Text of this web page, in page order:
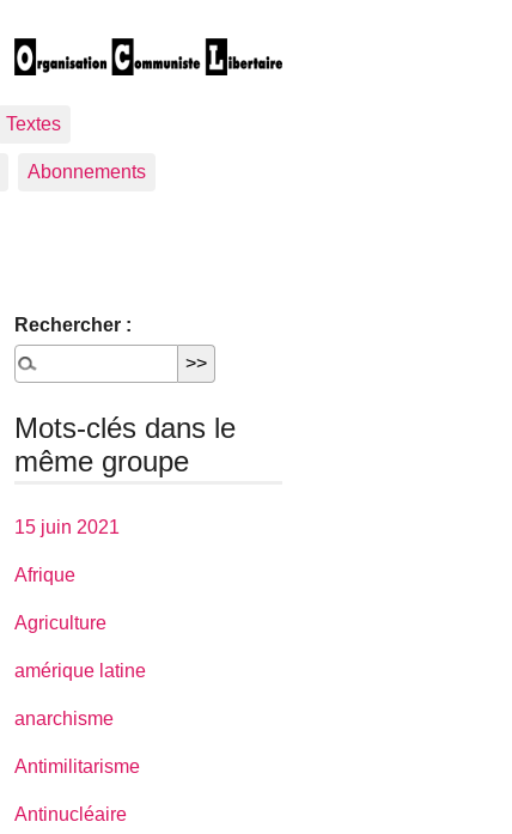
Textes
Abonnements
Rechercher :
Mots-clés dans le
même groupe
15 juin 2021
Afrique
Agriculture
amérique latine
anarchisme
Antimilitarisme
Antinucléaire